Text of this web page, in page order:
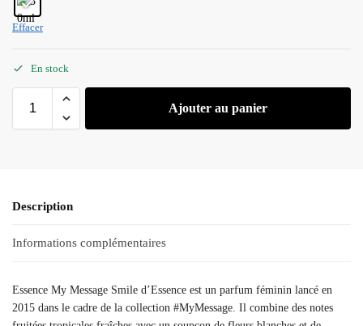
Effacer
En stock
Ajouter au panier
Description
Informations complémentaires
Essence My Message Smile d’Essence est un parfum féminin lancé en
2015 dans le cadre de la collection #MyMessage. Il combine des notes